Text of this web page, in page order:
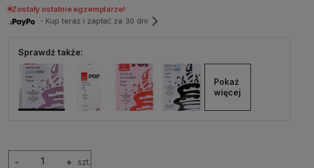
Zostały ostatnie egzemplarze!
・Kup teraz i zapłać za 30 dni
Sprawdź także:
Pokaż
więcej
+
- szt.